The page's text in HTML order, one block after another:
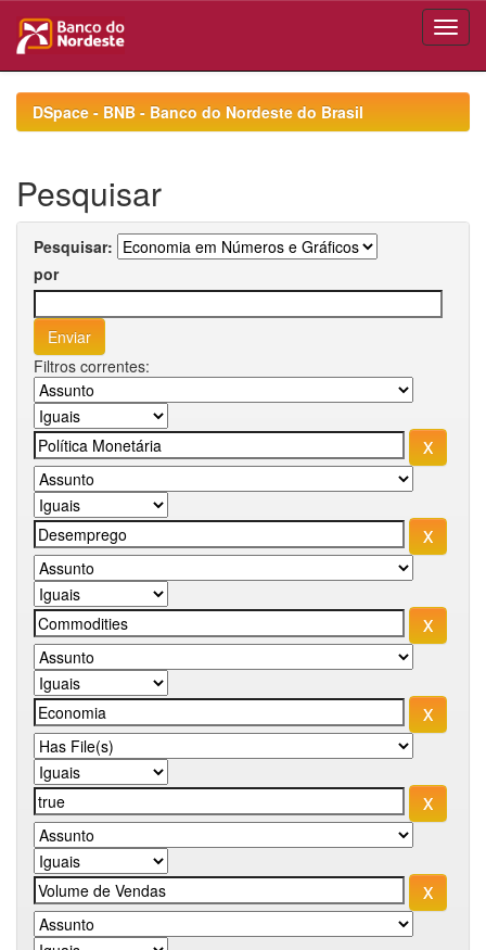
navigationDSpace - BNB - Banco do Nordeste do Brasil
Pesquisar
Pesquisar:
por
Filtros correntes: